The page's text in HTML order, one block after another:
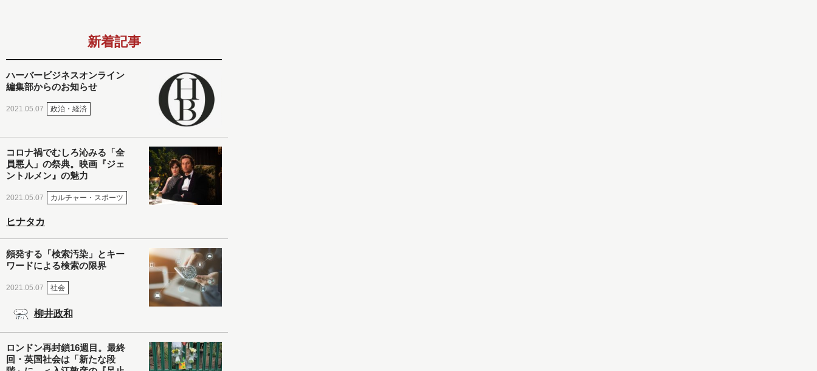
新着記事
ハーバービジネスオンライン
編集部からのお知らせ
2021.05.07 政治・経済
コロナ禍でむしろ沁みる「全
員悪人」の祭典。映画『ジェ
ントルメン』の魅力
2021.05.07 カルチャー・スポーツ
ヒナタカ
頻発する「検索汚染」とキー
ワードによる検索の限界
2021.05.07 社会
柳井政和
ロンドン再封鎖16週目。最終
回・英国社会は「新たな段